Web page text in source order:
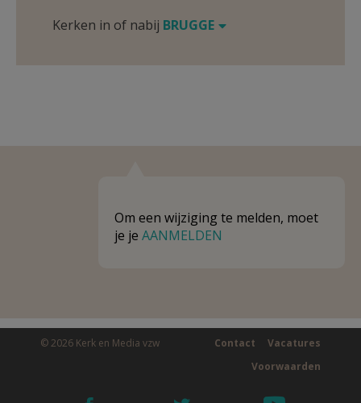
Kerken in of nabij BRUGGE
Om een wijziging te melden, moet
je je AANMELDEN
© 2026 Kerk en Media vzw Vacatures
Contact
Voorwaarden